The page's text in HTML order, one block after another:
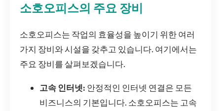
소호오피스의 주요 장비
소호오피스는 작업의 효율성을 높이기 위한 여러
가지 장비와 시설을 갖추고 있습니다. 여기에서는
주요 장비를 살펴보겠습니다.
고속 인터넷: 안정적인 인터넷 연결은 모든
비즈니스의 기본입니다. 소호오피스는 고속